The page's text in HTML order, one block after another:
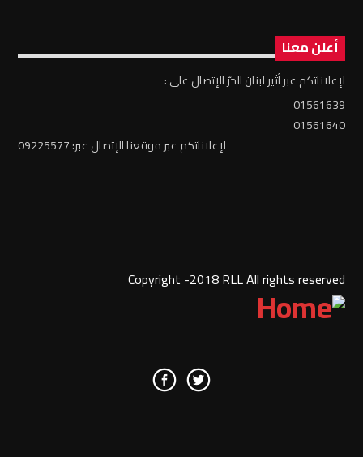
أعلن معنا
لإعلاناتكم عبر أثير لبنان الحرّ الإتصال على :
01561639
01561640
لإعلاناتكم عبر موقعنا الإتصال عبر: 09225577
Copyright -2018 RLL All rights reserved